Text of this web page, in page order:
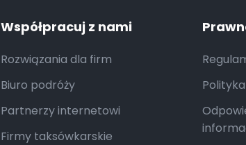
Współpracuj z nami
Rozwiązania dla firm
Biuro podróży
Partnerzy internetowi
Firmy taksówkarskie